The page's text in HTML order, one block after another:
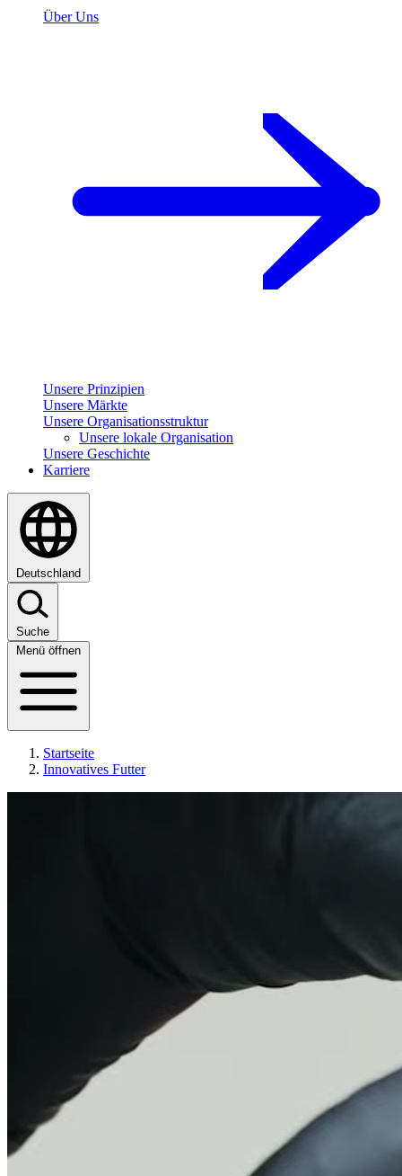
Über Uns
Unsere Prinzipien
Unsere Märkte
Unsere Organisationsstruktur
Unsere lokale Organisation
Unsere Geschichte
Karriere
Deutschland
Suche
Menü öffnen
Startseite
Innovatives Futter